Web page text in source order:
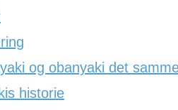
og obanyaki det
historie